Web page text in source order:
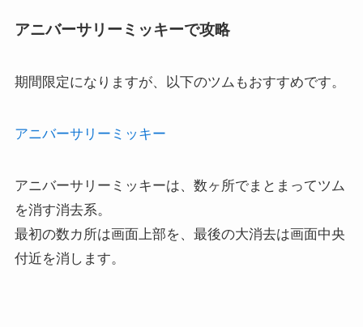
アニバーサリーミッキーで攻略
期間限定になりますが、以下のツムもおすすめです。
アニバーサリーミッキー
アニバーサリーミッキーは、数ヶ所でまとまってツム
を消す消去系。
最初の数カ所は画面上部を、最後の大消去は画面中央
付近を消します。